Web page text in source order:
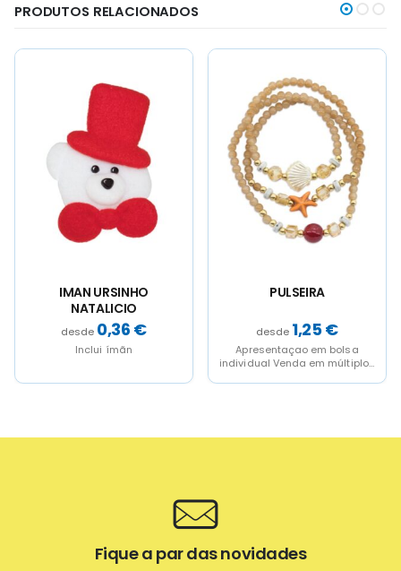
PRODUTOS RELACIONADOS
Apresentaçao em bolsa
individual Venda em múltiplos
de 12 unidades, quantidade
Fique a par das novidades